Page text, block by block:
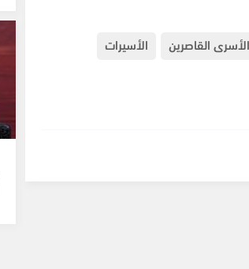
الأسرى القاصرين
الأسيرات